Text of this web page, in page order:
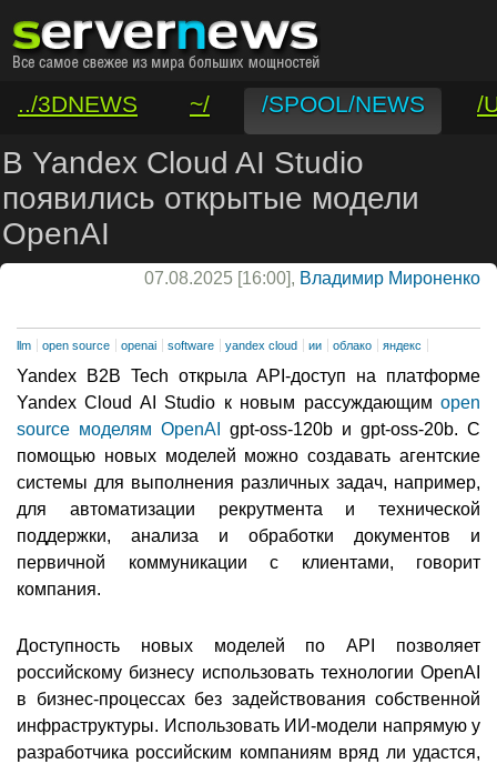
../3DNEWS ~/ /SPOOL/NEWS
/
/VAR/CONTACT
В Yandex Cloud AI Studio
появились открытые модели
OpenAI
07.08.2025 [16:00], Владимир Мироненко
llm open source openai software yandex cloud ии облако яндекс
Yandex B2B Tech открыла API-доступ на платформе
Yandex Cloud AI Studio к новым рассуждающим open
source моделям OpenAI
gpt-oss-120b и gpt-oss-20b. С
помощью новых моделей можно создавать агентские
системы для выполнения различных задач, например,
для автоматизации рекрутмента и технической
поддержки, анализа и обработки документов и
первичной коммуникации с клиентами, говорит
компания.
Доступность новых моделей по API позволяет
российскому бизнесу использовать технологии OpenAI
в бизнес-процессах без задействования собственной
инфраструктуры. Использовать ИИ-модели напрямую у
разработчика российским компаниям вряд ли удастся,